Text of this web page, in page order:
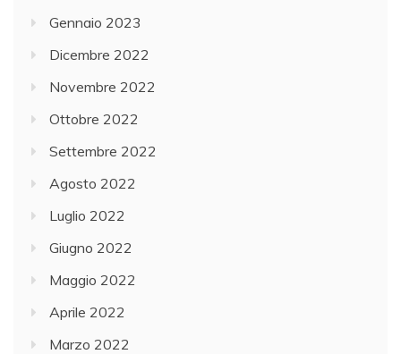
Gennaio 2023
Dicembre 2022
Novembre 2022
Ottobre 2022
Settembre 2022
Agosto 2022
Luglio 2022
Giugno 2022
Maggio 2022
Aprile 2022
Marzo 2022